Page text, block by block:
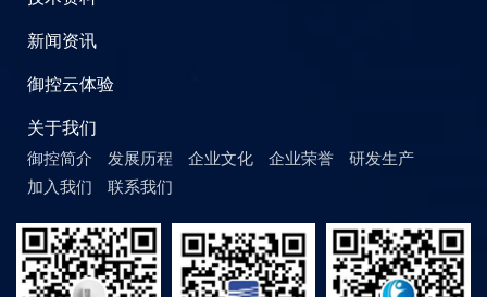
新闻资讯
御控云体验
关于我们
御控简介
发展历程 企业文化 企业荣誉
研发生产
加入我们
联系我们